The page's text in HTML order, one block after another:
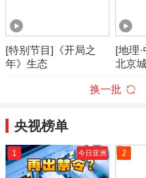
[特别节目]《开局之
年》生态
[地理
北京
换一批
央视榜单
1 今日亚洲 2